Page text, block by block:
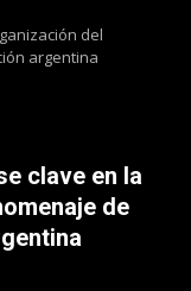
del
argentina
clave en la
de